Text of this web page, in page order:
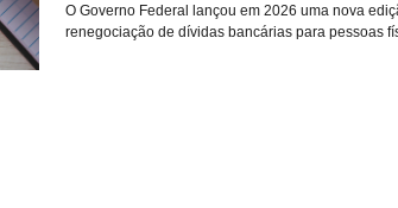
O Governo Federal lançou em 2026 uma nova
renegociação de dívidas bancárias para pessoas